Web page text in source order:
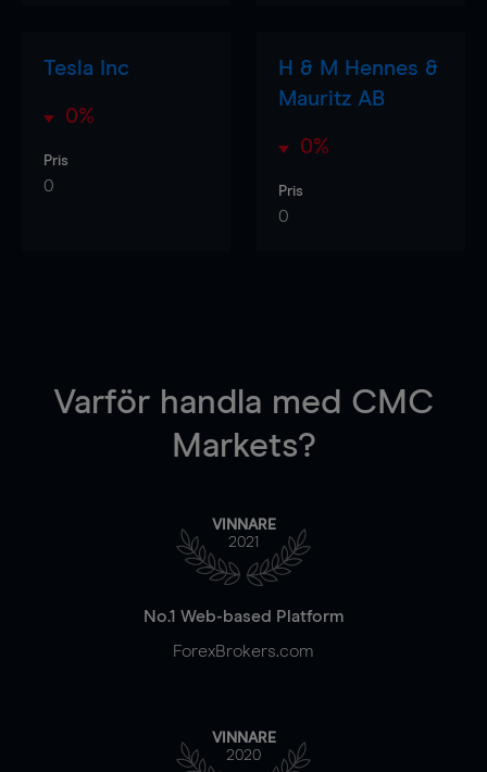
Tesla Inc
0%
Pris
0
H & M Hennes &
Mauritz AB
0%
Pris
0
Varför handla med CMC
Markets?
VINNARE
2021
No.1 Web-based Platform
ForexBrokers.com
VINNARE
2020